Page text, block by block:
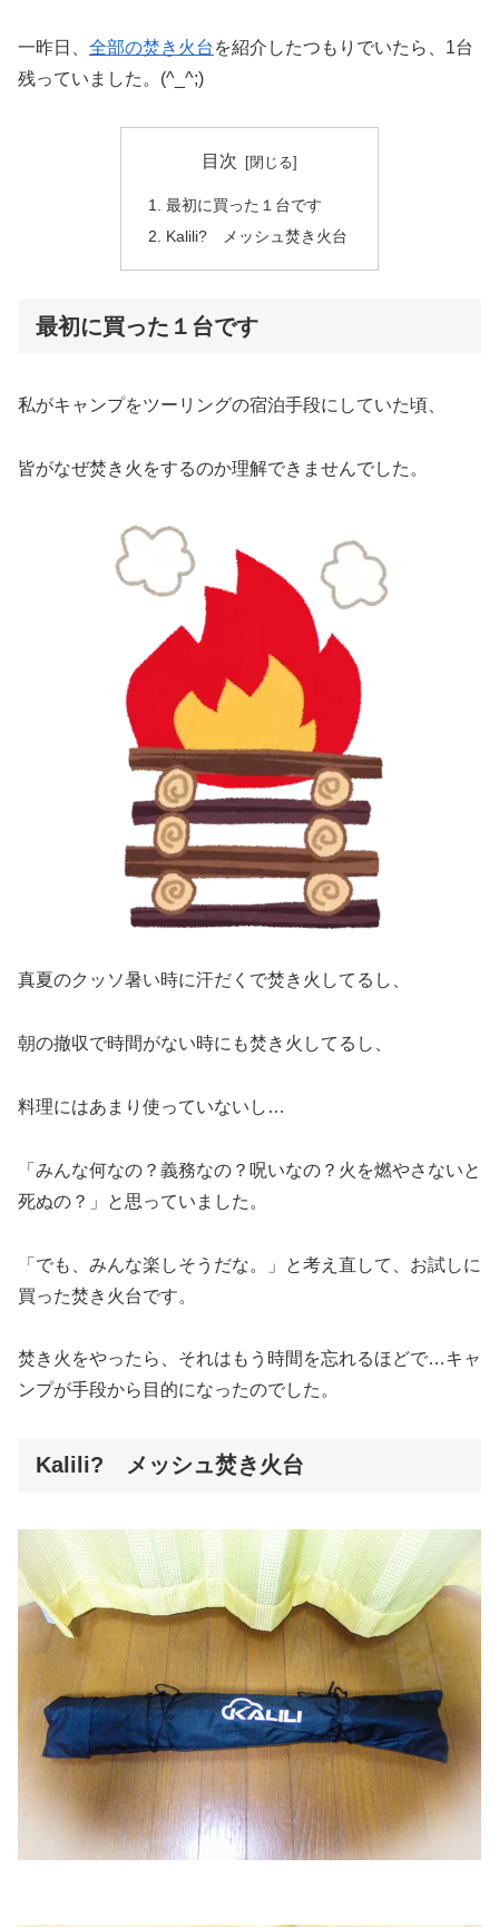
一昨日、 全部の焚き火台 を紹介したつもりでいたら、1台
残っていました。(^_^;)
目次
最初に買った１台です
Kalili? メッシュ焚き火台
最初に買った１台です
私がキャンプをツーリングの宿泊手段にしていた頃、
皆がなぜ焚き火をするのか理解できませんでした。
真夏のクッソ暑い時に汗だくで焚き火してるし、
朝の撤収で時間がない時にも焚き火してるし、
料理にはあまり使っていないし…
「みんな何なの？義務なの？呪いなの？火を燃やさないと
死ぬの？」と思っていました。
「でも、みんな楽しそうだな。」と考え直して、お試しに
買った焚き火台です。
焚き火をやったら、それはもう時間を忘れるほどで…キャ
ンプが手段から目的になったのでした。
Kalili? メッシュ焚き火台